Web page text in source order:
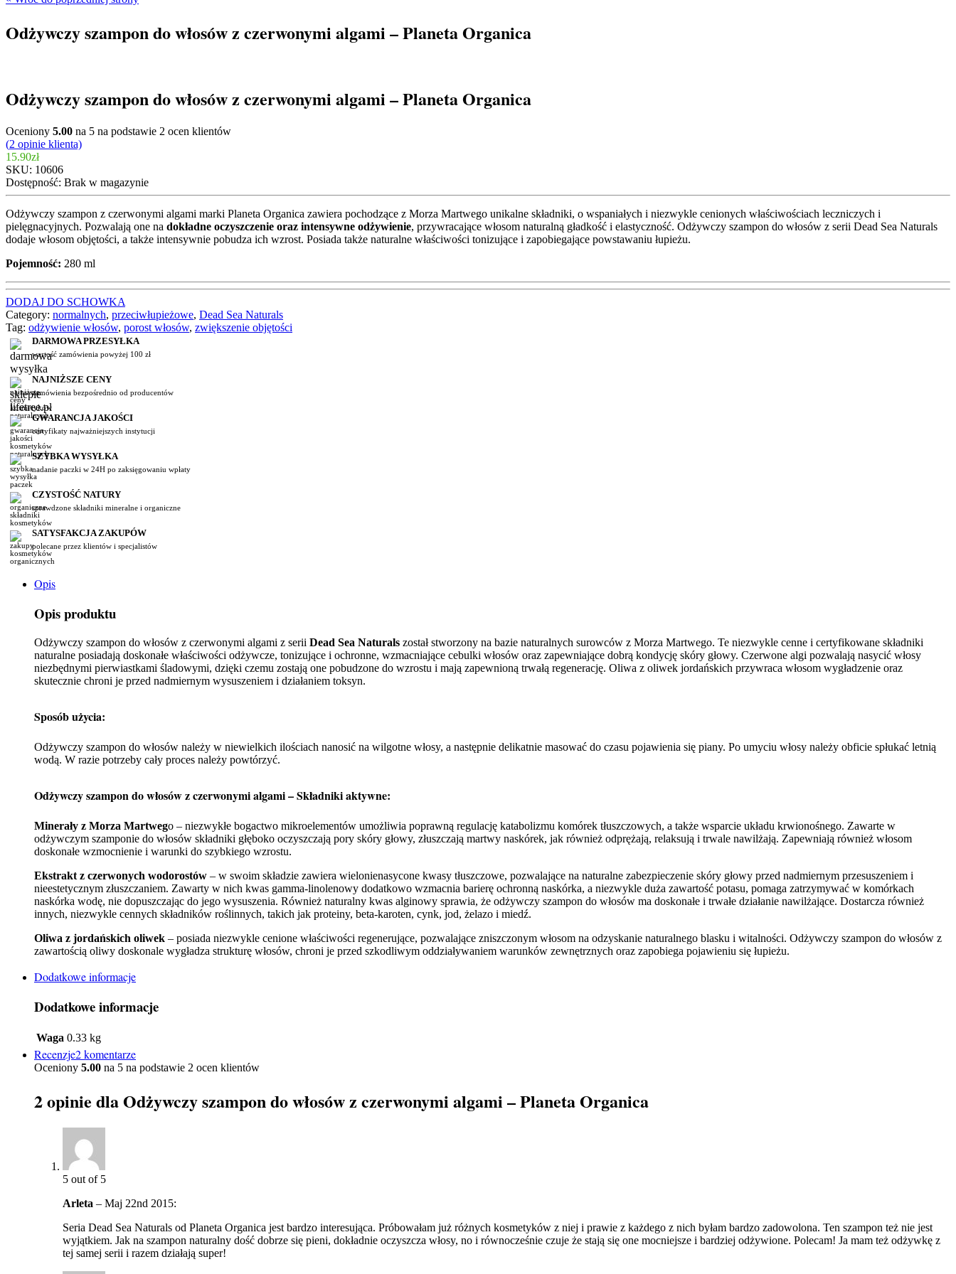
Odżywczy szampon do włosów z czerwonymi algami – Planeta Organica
Odżywczy szampon do włosów z czerwonymi algami – Planeta Organica
Oceniony 5.00 na 5 na podstawie 2 ocen klientów
(2 opinie klienta)
15.90zł
SKU: 10606
Dostępność: Brak w magazynie
Odżywczy szampon z czerwonymi algami marki Planeta Organica zawiera pochodzące z Morza Martwego unikalne składniki, o wspaniałych i niezwykle cenionych właściwościach leczniczych i
pielęgnacyjnych. Pozwalają one na dokładne oczyszczenie oraz intensywne odżywienie, przywracające włosom naturalną gładkość i elastyczność. Odżywczy szampon do włosów z serii Dead Sea Naturals
dodaje włosom objętości, a także intensywnie pobudza ich wzrost. Posiada także naturalne właściwości tonizujące i zapobiegające powstawaniu łupieżu.
Pojemność: 280 ml
DODAJ DO SCHOWKA
Category: normalnych, przeciwłupieżowe, Dead Sea Naturals
Tag: odżywienie włosów, porost włosów, zwiększenie objętości
DARMOWA PRZESYŁKA
wartość zamówienia powyżej 100 zł
NAJNIŻSZE CENY
zamówienia bezpośrednio od producentów
GWARANCJA JAKOŚCI
certyfikaty najważniejszych instytucji
SZYBKA WYSYŁKA
nadanie paczki w 24H po zaksięgowaniu wpłaty
CZYSTOŚĆ NATURY
sprawdzone składniki mineralne i organiczne
SATYSFAKCJA ZAKUPÓW
polecane przez klientów i specjalistów
Opis
Opis produktu
Odżywczy szampon do włosów z czerwonymi algami z serii Dead Sea Naturals został stworzony na bazie naturalnych surowców z Morza Martwego. Te niezwykle cenne i certyfikowane składniki
naturalne posiadają doskonałe właściwości odżywcze, tonizujące i ochronne, wzmacniające cebulki włosów oraz zapewniające dobrą kondycję skóry głowy. Czerwone algi pozwalają nasycić włosy
niezbędnymi pierwiastkami śladowymi, dzięki czemu zostają one pobudzone do wzrostu i mają zapewnioną trwałą regenerację. Oliwa z oliwek jordańskich przywraca włosom wygładzenie oraz
skutecznie chroni je przed nadmiernym wysuszeniem i działaniem toksyn.
Sposób użycia:
Odżywczy szampon do włosów należy w niewielkich ilościach nanosić na wilgotne włosy, a następnie delikatnie masować do czasu pojawienia się piany. Po umyciu włosy należy obficie spłukać letnią
wodą. W razie potrzeby cały proces należy powtórzyć.
Odżywczy szampon do włosów z czerwonymi algami – Składniki aktywne:
Minerały z Morza Martwego – niezwykłe bogactwo mikroelementów umożliwia poprawną regulację katabolizmu komórek tłuszczowych, a także wsparcie układu krwionośnego. Zawarte w
odżywczym szamponie do włosów składniki głęboko oczyszczają pory skóry głowy, złuszczają martwy naskórek, jak również odprężają, relaksują i trwale nawilżają. Zapewniają również włosom
doskonałe wzmocnienie i warunki do szybkiego wzrostu.
Ekstrakt z czerwonych wodorostów – w swoim składzie zawiera wielonienasycone kwasy tłuszczowe, pozwalające na naturalne zabezpieczenie skóry głowy przed nadmiernym przesuszeniem i
nieestetycznym złuszczaniem. Zawarty w nich kwas gamma-linolenowy dodatkowo wzmacnia barierę ochronną naskórka, a niezwykle duża zawartość potasu, pomaga zatrzymywać w komórkach
naskórka wodę, nie dopuszczając do jego wysuszenia. Również naturalny kwas alginowy sprawia, że odżywczy szampon do włosów ma doskonałe i trwałe działanie nawilżające. Dostarcza również
innych, niezwykle cennych składników roślinnych, takich jak proteiny, beta-karoten, cynk, jod, żelazo i miedź.
Oliwa z jordańskich oliwek – posiada niezwykle cenione właściwości regenerujące, pozwalające zniszczonym włosom na odzyskanie naturalnego blasku i witalności. Odżywczy szampon do włosów z
zawartością oliwy doskonale wygładza strukturę włosów, chroni je przed szkodliwym oddziaływaniem warunków zewnętrznych oraz zapobiega pojawieniu się łupieżu.
Dodatkowe informacje
Dodatkowe informacje
Waga 0.33 kg
Recenzje2 komentarze
Oceniony 5.00 na 5 na podstawie 2 ocen klientów
2 opinie dlaOdżywczy szampon do włosów z czerwonymi algami – Planeta Organica
5 out of 5
Arleta – Maj 22nd 2015:
Seria Dead Sea Naturals od Planeta Organica jest bardzo interesująca. Próbowałam już różnych kosmetyków z niej i prawie z każdego z nich byłam bardzo zadowolona. Ten szampon też nie jest
wyjątkiem. Jak na szampon naturalny dość dobrze się pieni, dokładnie oczyszcza włosy, no i równocześnie czuje że stają się one mocniejsze i bardziej odżywione. Polecam! Ja mam też odżywkę z
tej samej serii i razem działają super!